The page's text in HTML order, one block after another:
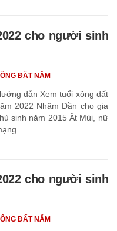
cho người sinh
dẫn Xem tuổi xông đất
2022 Nhâm Dần cho gia
sinh năm 2015 Ất Mùi, nữ
ĐẤT NĂM
cho người sinh
ĐẤT NĂM